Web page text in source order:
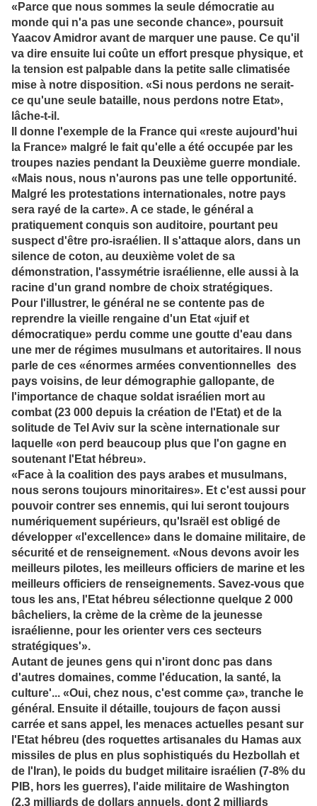
«Parce que nous sommes la seule démocratie au
monde qui n'a pas une seconde chance», poursuit
Yaacov Amidror avant de marquer une pause. Ce qu'il
va dire ensuite lui coûte un effort presque physique, et
la tension est palpable dans la petite salle climatisée
mise à notre disposition. «Si nous perdons ne serait-
ce qu'une seule bataille, nous perdons notre Etat»,
lâche-t-il.
Il donne l'exemple de la France qui «reste aujourd'hui
la France» malgré le fait qu'elle a été occupée par les
troupes nazies pendant la Deuxième guerre mondiale.
«Mais nous, nous n'aurons pas une telle opportunité.
Malgré les protestations internationales, notre pays
sera rayé de la carte». A ce stade, le général a
pratiquement conquis son auditoire, pourtant peu
suspect d'être pro-israélien. Il s'attaque alors, dans un
silence de coton, au deuxième volet de sa
démonstration, l'assymétrie israélienne, elle aussi à la
racine d'un grand nombre de choix stratégiques.
Pour l'illustrer, le général ne se contente pas de
reprendre la vieille rengaine d'un Etat «juif et
démocratique» perdu comme une goutte d'eau dans
une mer de régimes musulmans et autoritaires. Il nous
parle de ces «énormes armées conventionnelles des
pays voisins, de leur démographie gallopante, de
l'importance de chaque soldat israélien mort au
combat (23 000 depuis la création de l'Etat) et de la
solitude de Tel Aviv sur la scène internationale sur
laquelle «on perd beaucoup plus que l'on gagne en
soutenant l'Etat hébreu».
«Face à la coalition des pays arabes et musulmans,
nous serons toujours minoritaires». Et c'est aussi pour
pouvoir contrer ses ennemis, qui lui seront toujours
numériquement supérieurs, qu'Israël est obligé de
développer «l'excellence» dans le domaine militaire, de
sécurité et de renseignement. «Nous devons avoir les
meilleurs pilotes, les meilleurs officiers de marine et les
meilleurs officiers de renseignements. Savez-vous que
tous les ans, l'Etat hébreu sélectionne quelque 2 000
bâcheliers, la crème de la crème de la jeunesse
israélienne, pour les orienter vers ces secteurs
stratégiques'».
Autant de jeunes gens qui n'iront donc pas dans
d'autres domaines, comme l'éducation, la santé, la
culture'... «Oui, chez nous, c'est comme ça», tranche le
général. Ensuite il détaille, toujours de façon aussi
carrée et sans appel, les menaces actuelles pesant sur
l'Etat hébreu (des roquettes artisanales du Hamas aux
missiles de plus en plus sophistiqués du Hezbollah et
de l'Iran), le poids du budget militaire israélien (7-8% du
PIB, hors les guerres), l'aide militaire de Washington
(2,3 milliards de dollars annuels, dont 2 milliards